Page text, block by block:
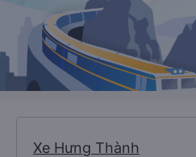
Xe Hưng Thành